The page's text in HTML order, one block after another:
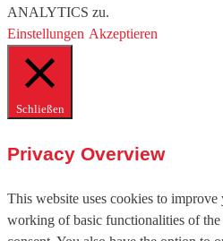
ANALYTICS zu.
Einstellungen Akzeptieren
Schließen
Privacy Overview
This website uses cookies to
working of basic functionalities of